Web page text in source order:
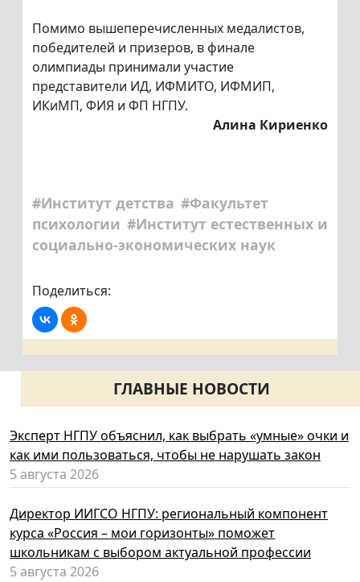
Помимо вышеперечисленных медалистов,
победителей и призеров, в финале
олимпиады принимали участие
представители ИД, ИФМИТО, ИФМИП,
ИКиМП, ФИЯ и ФП НГПУ.
Алина Кириенко
#Институт детства #Факультет
психологии #Институт естественных и
социально-экономических наук
Поделиться:
ГЛАВНЫЕ НОВОСТИ
Эксперт НГПУ объяснил, как выбрать «умные» очки и
как ими пользоваться, чтобы не нарушать закон
5 августа 2026
Директор ИИГСО НГПУ: региональный компонент
курса «Россия – мои горизонты» поможет
школьникам с выбором актуальной профессии
5 августа 2026